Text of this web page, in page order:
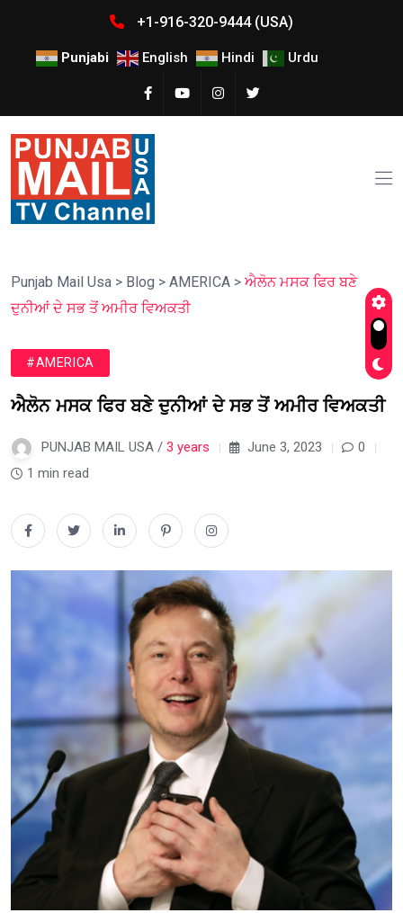
+1-916-320-9444 (USA)
Punjabi English Hindi Urdu
Punjab Mail Usa > Blog > AMERICA > ਐਲੋਨ ਮਸਕ ਫਿਰ ਬਣੇ
ਦੁਨੀਆਂ ਦੇ ਸਭ ਤੋਂ ਅਮੀਰ ਵਿਅਕਤੀ
#AMERICA
ਐਲੋਨ ਮਸਕ ਫਿਰ ਬਣੇ ਦੁਨੀਆਂ ਦੇ ਸਭ ਤੋਂ ਅਮੀਰ ਵਿਅਕਤੀ
PUNJAB MAIL USA / 3 years June 3, 2023
0
1 min read